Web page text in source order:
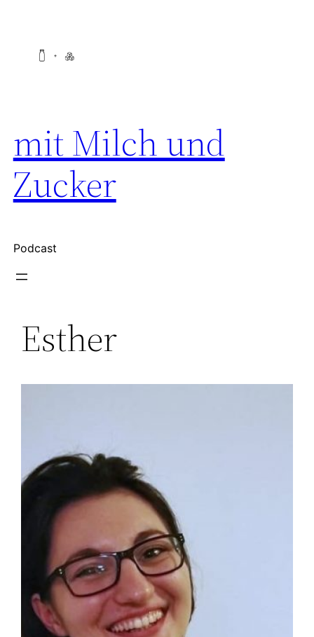
springen
mit Milch und
Zucker
Podcast
Esther